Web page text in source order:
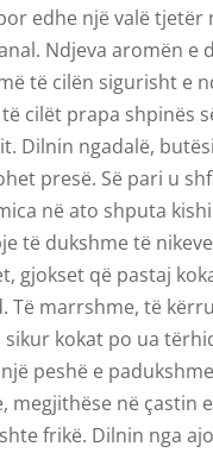
edhe një valë tjetër
Ndjeva aromën e
të cilën sigurisht e
cilët prapa shpinës
Dilnin ngadalë,
presë. Së pari u
në ato shputa
të dukshme të
gjokset që pastaj
Të marrshme, të
sikur kokat po ua
peshë e
megjithëse në çastin
frikë. Dilnin nga